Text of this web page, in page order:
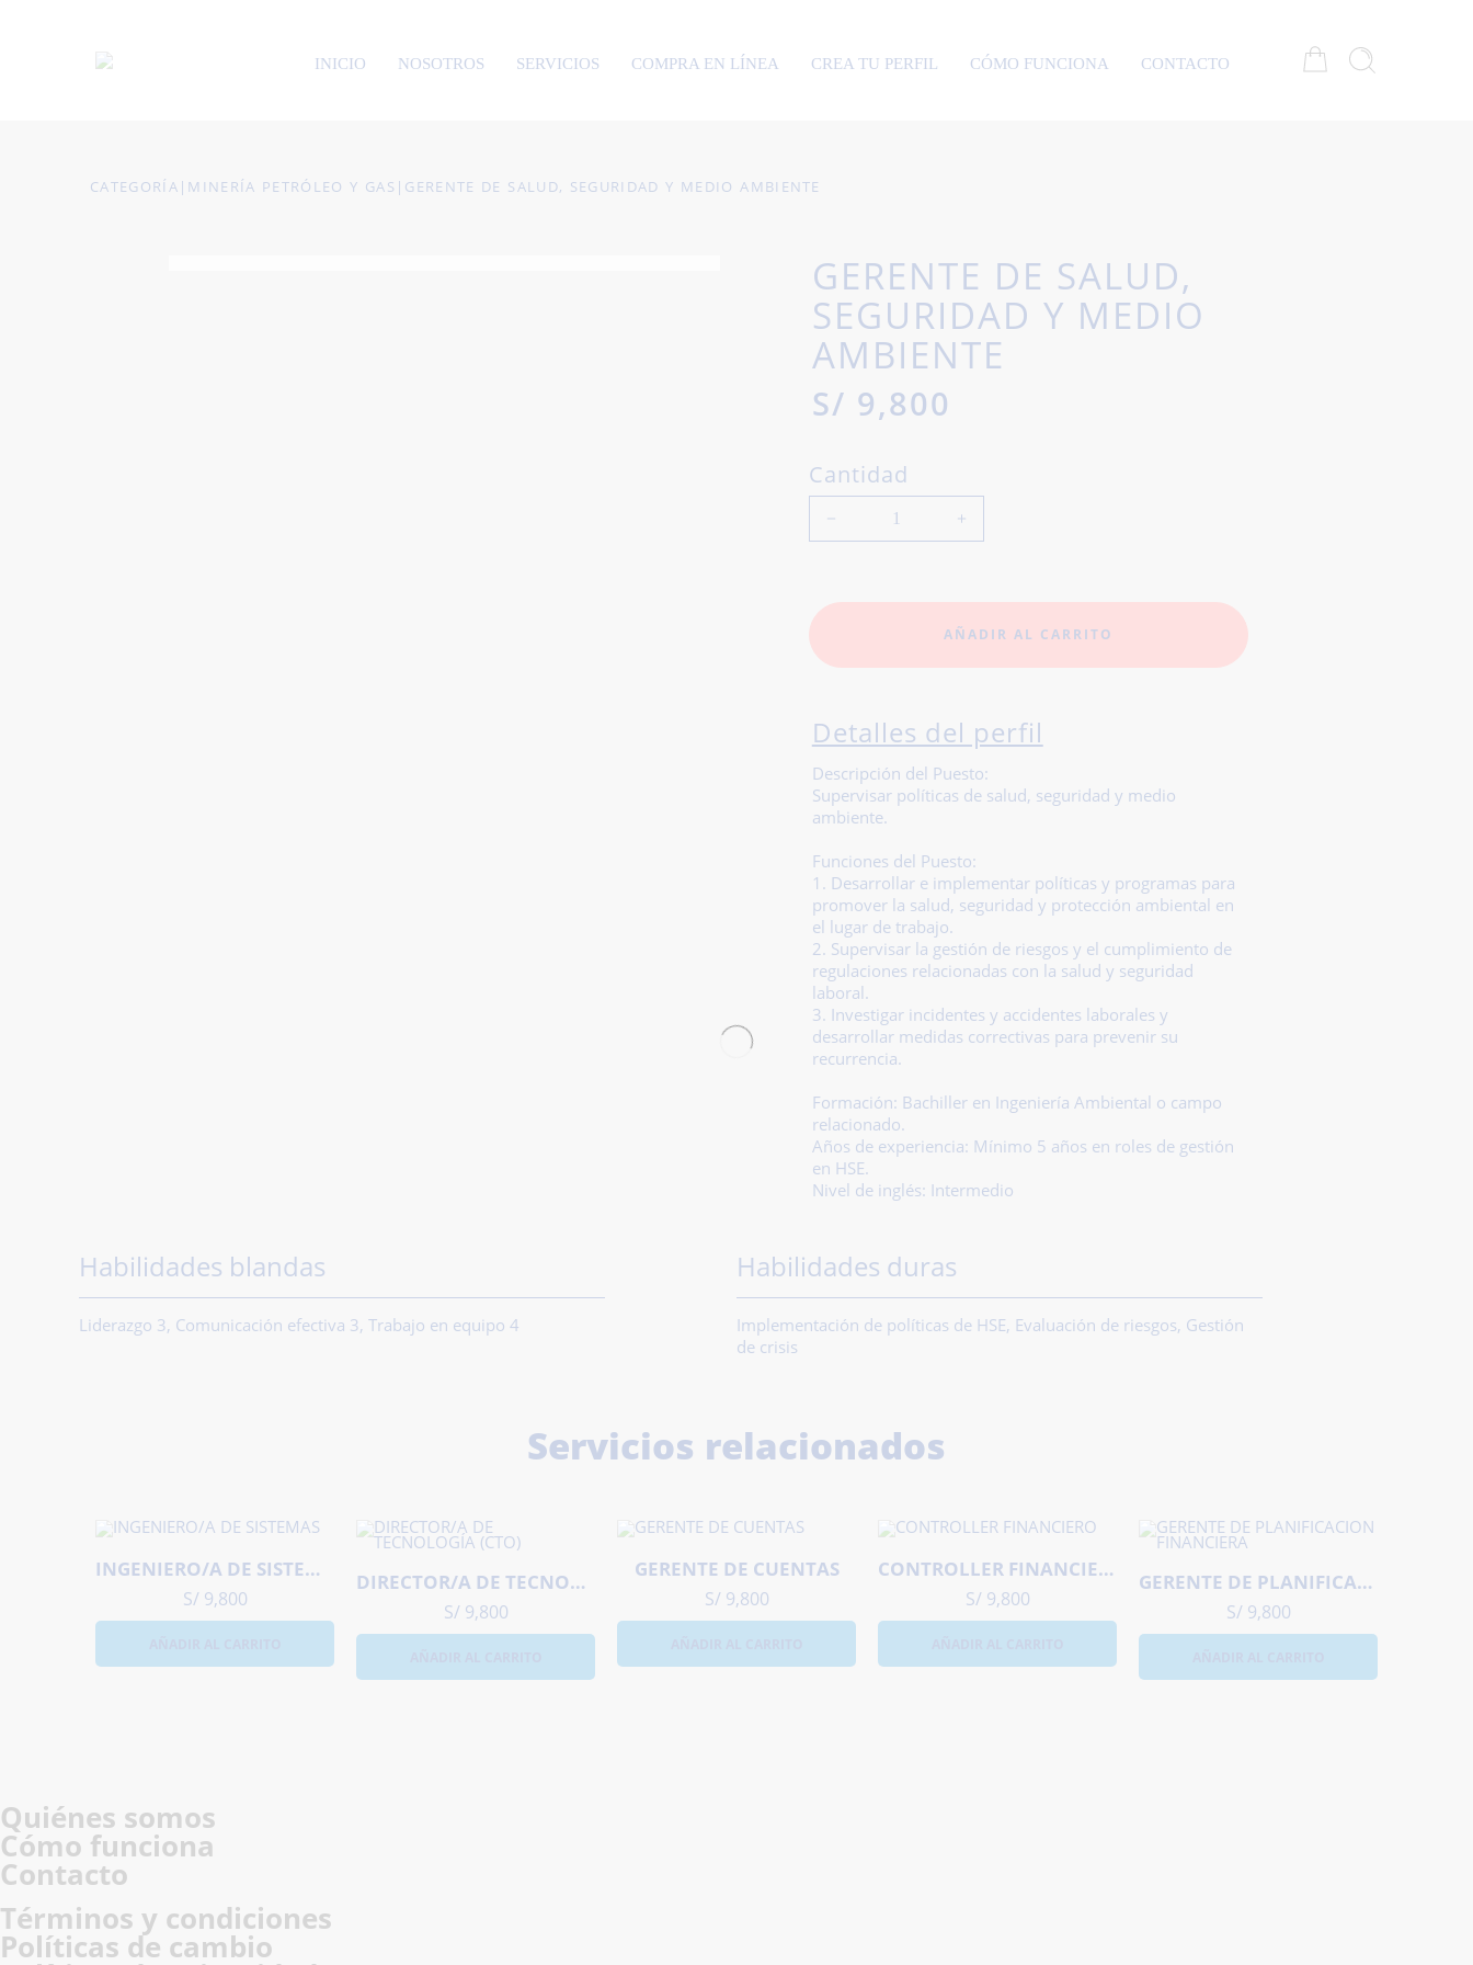
INICIO NOSOTROS SERVICIOS COMPRA EN LÍNEA CREA TU PERFIL CÓMO FUNCIONA CONTACTO
CATEGORÍA | MINERÍA PETRÓLEO Y GAS | GERENTE DE SALUD, SEGURIDAD Y MEDIO AMBIENTE
GERENTE DE SALUD,
SEGURIDAD Y MEDIO
AMBIENTE
S/ 9,800
Cantidad
AÑADIR AL CARRITO
Detalles del perfil
Descripción del Puesto:
Supervisar políticas de salud, seguridad y medio
ambiente.
Funciones del Puesto:
1. Desarrollar e implementar políticas y programas para
promover la salud, seguridad y protección ambiental en
el lugar de trabajo.
2. Supervisar la gestión de riesgos y el cumplimiento de
regulaciones relacionadas con la salud y seguridad
laboral.
3. Investigar incidentes y accidentes laborales y
desarrollar medidas correctivas para prevenir su
recurrencia.
Formación: Bachiller en Ingeniería Ambiental o campo
relacionado.
Años de experiencia: Mínimo 5 años en roles de gestión
en HSE.
Nivel de inglés: Intermedio
Habilidades blandas
Liderazgo 3, Comunicación efectiva 3, Trabajo en equipo 4
Habilidades duras
Implementación de políticas de HSE, Evaluación de riesgos, Gestión
de crisis
Servicios relacionados
INGENIERO/A DE SISTEMAS
S/9,800
DIRECTOR/A DE TECNOLOGÍA (CTO)
S/9,800
GERENTE DE CUENTAS
S/9,800
CONTROLLER FINANCIERO
S/9,800
GERENTE DE PLANIFICACIÓN FINANCIERA
S/9,800
Quiénes somos
Cómo funciona
Contacto
Términos y condiciones
Políticas de cambio